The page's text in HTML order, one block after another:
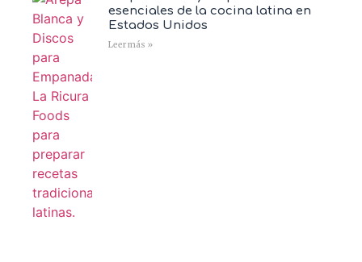
esenciales de la cocina latina en
Estados Unidos
Leer más »